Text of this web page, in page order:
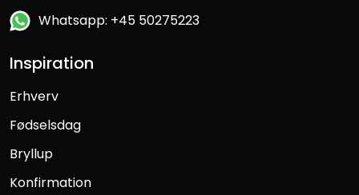
Whatsapp: +45 50275223
Inspiration
Erhverv
Fødselsdag
Bryllup
Konfirmation